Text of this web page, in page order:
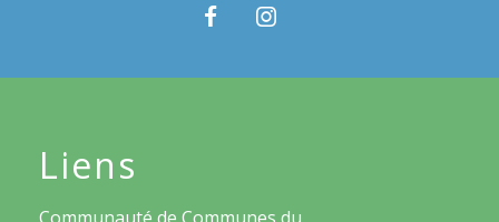
Liens